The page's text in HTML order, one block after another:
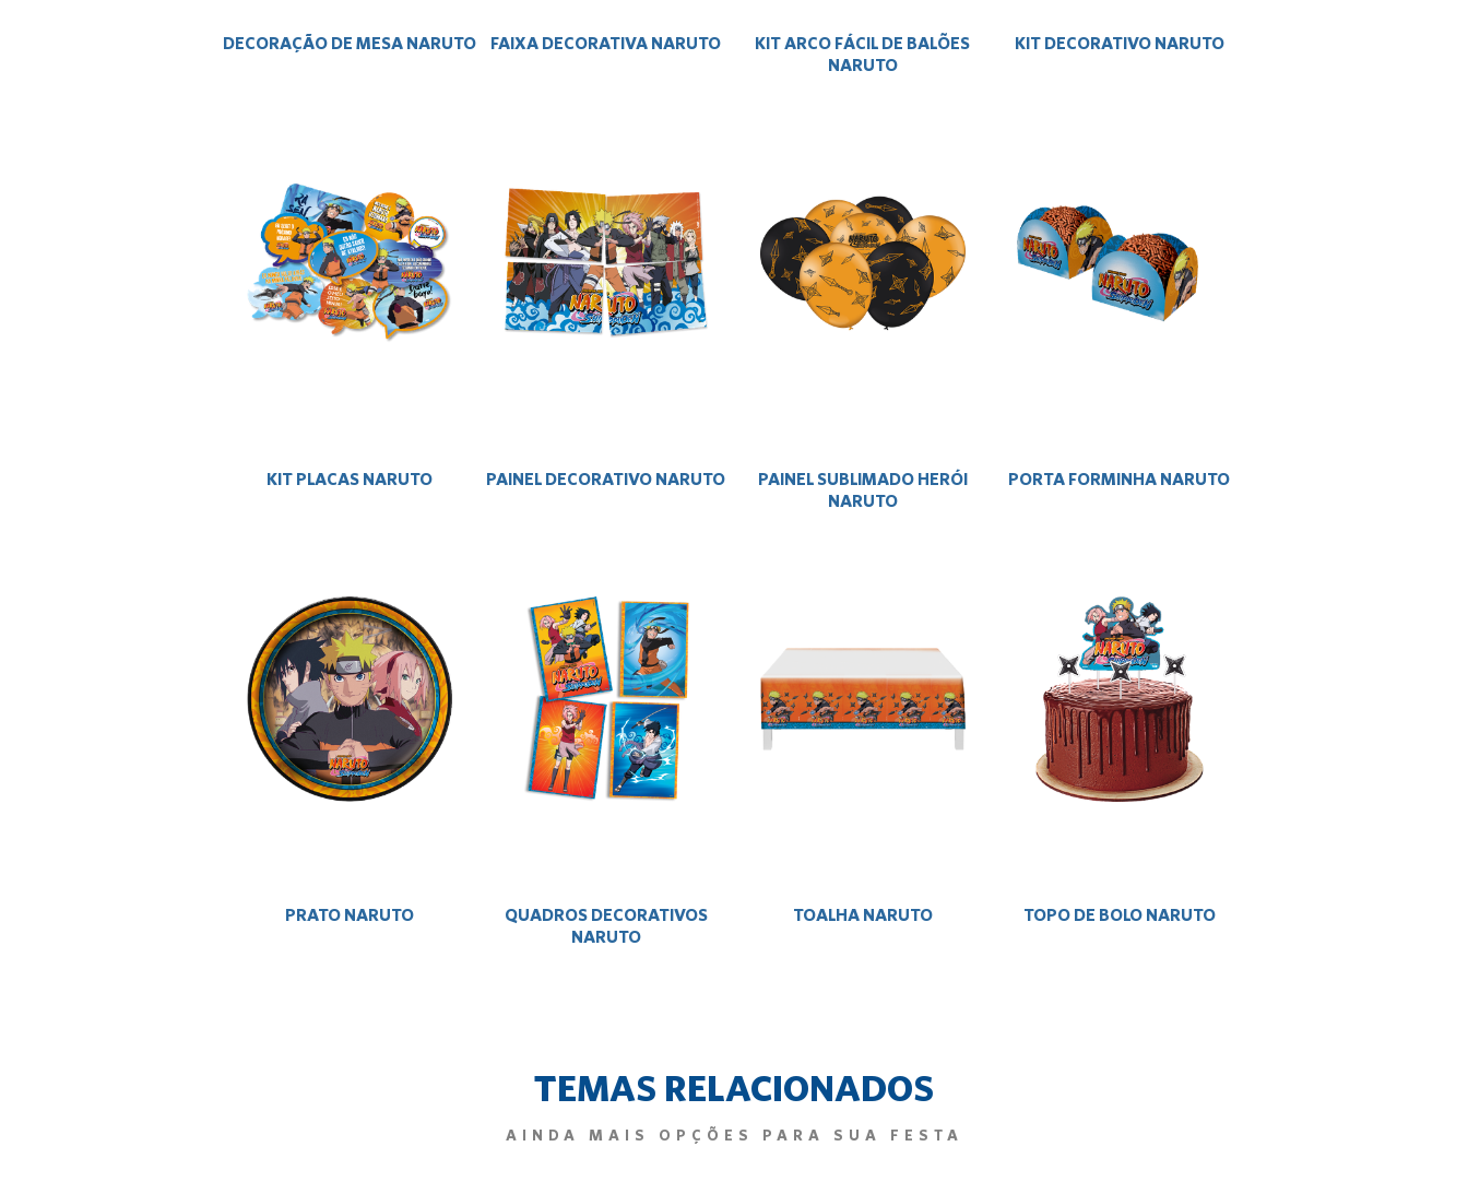
DECORAÇÃO DE MESA NARUTO FAIXA DECORATIVA NARUTO
KIT ARCO FÁCIL DE BALÕES
NARUTO
KIT DECORATIVO NARUTO
KIT PLACAS NARUTO PAINEL DECORATIVO NARUTO
PAINEL SUBLIMADO HERÓI
NARUTO
PORTA FORMINHA NARUTO
PRATO NARUTO
QUADROS DECORATIVOS
NARUTO
TOALHA NARUTO TOPO DE BOLO NARUTO
TEMAS RELACIONADOS
AINDA MAIS OPÇÕES PARA SUA FESTA